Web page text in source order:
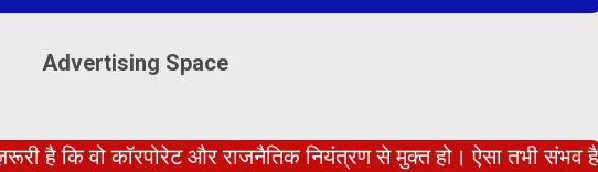
Advertising Space
है कि वो कॉरपोरेट और राजनैतिक नियंत्रण से मुक्त हो। ऐसा तभी संभव है